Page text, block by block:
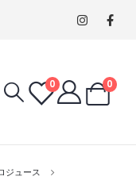
0 0
ジュース